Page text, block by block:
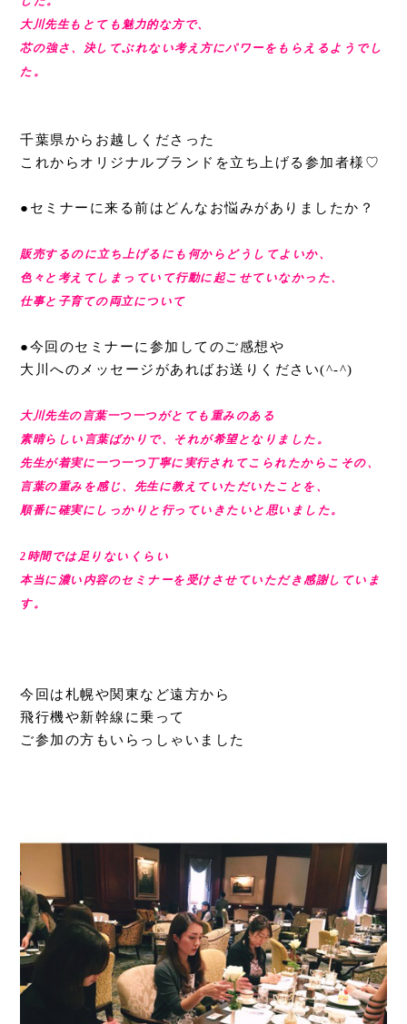
大川先生もとても魅力的な方で、
芯の強さ、決してぶれない考え方にパワーをもらえるようでし
た。
千葉県からお越しくださった
これからオリジナルブランドを立ち上げる参加者様♡
●セミナーに来る前はどんなお悩みがありましたか？
販売するのに立ち上げるにも何からどうしてよいか、
色々と考えてしまっていて行動に起こせていなかった、
仕事と子育ての両立について
●今回のセミナーに参加してのご感想や
大川へのメッセージがあればお送りください(^-^)
大川先生の言葉一つ一つがとても重みのある
素晴らしい言葉ばかりで、それが希望となりました。
先生が着実に一つ一つ丁寧に実行されてこられたからこその、
言葉の重みを感じ、 先生に教えていただいたことを、
順番に確実にしっかりと行っていきたいと思いました。
2時間では足りないくらい
本当に濃い内容のセミナーを受けさせていただき感謝していま
す。
今回は札幌や関東など遠方から
飛行機や新幹線に乗って
ご参加の方もいらっしゃいました